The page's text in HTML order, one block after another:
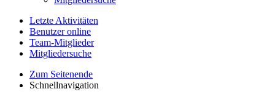
Letzte Aktivitäten
Benutzer online
Team-Mitglieder
Mitgliedersuche
Zum Seitenende
Schnellnavigation